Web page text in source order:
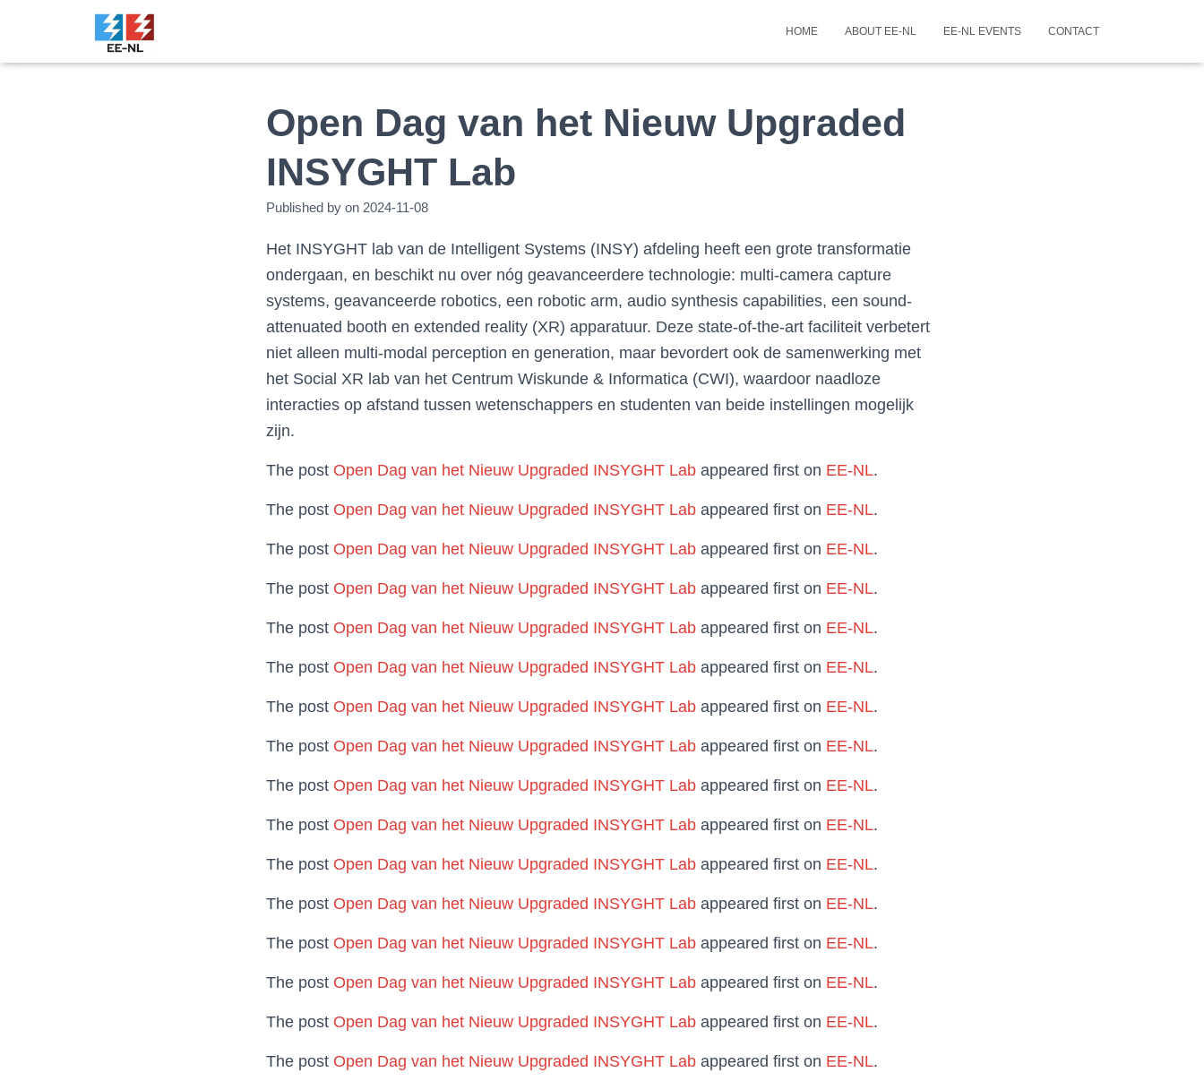
HOME ABOUT EE-NL EE-NL EVENTS CONTACT
Open Dag van het Nieuw Upgraded
INSYGHT Lab
Published by on 2024-11-08
Het INSYGHT lab van de Intelligent Systems (INSY) afdeling heeft een grote transformatie
ondergaan, en beschikt nu over nóg geavanceerdere technologie: multi-camera capture
systems, geavanceerde robotics, een robotic arm, audio synthesis capabilities, een sound-
attenuated booth en extended reality (XR) apparatuur. Deze state-of-the-art faciliteit verbetert
niet alleen multi-modal perception en generation, maar bevordert ook de samenwerking met
het Social XR lab van het Centrum Wiskunde & Informatica (CWI), waardoor naadloze
interacties op afstand tussen wetenschappers en studenten van beide instellingen mogelijk
zijn.
The post Open Dag van het Nieuw Upgraded INSYGHT Lab appeared first on EE-NL.
The post Open Dag van het Nieuw Upgraded INSYGHT Lab appeared first on EE-NL.
The post Open Dag van het Nieuw Upgraded INSYGHT Lab appeared first on EE-NL.
The post Open Dag van het Nieuw Upgraded INSYGHT Lab appeared first on EE-NL.
The post Open Dag van het Nieuw Upgraded INSYGHT Lab appeared first on EE-NL.
The post Open Dag van het Nieuw Upgraded INSYGHT Lab appeared first on EE-NL.
The post Open Dag van het Nieuw Upgraded INSYGHT Lab appeared first on EE-NL.
The post Open Dag van het Nieuw Upgraded INSYGHT Lab appeared first on EE-NL.
The post Open Dag van het Nieuw Upgraded INSYGHT Lab appeared first on EE-NL.
The post Open Dag van het Nieuw Upgraded INSYGHT Lab appeared first on EE-NL.
The post Open Dag van het Nieuw Upgraded INSYGHT Lab appeared first on EE-NL.
The post Open Dag van het Nieuw Upgraded INSYGHT Lab appeared first on EE-NL.
The post Open Dag van het Nieuw Upgraded INSYGHT Lab appeared first on EE-NL.
The post Open Dag van het Nieuw Upgraded INSYGHT Lab appeared first on EE-NL.
The post Open Dag van het Nieuw Upgraded INSYGHT Lab appeared first on EE-NL.
The post Open Dag van het Nieuw Upgraded INSYGHT Lab appeared first on EE-NL.